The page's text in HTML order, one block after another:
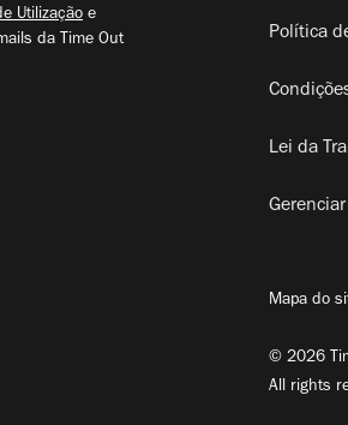
Utilização e
da Time Out
Política
Lei da
Mapa do
© 2026
All rights